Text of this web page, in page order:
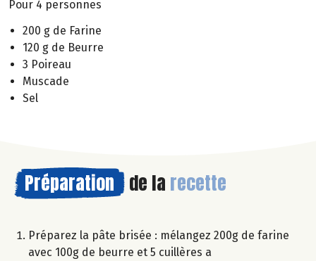
Pour 4 personnes
200 g de Farine
120 g de Beurre
3 Poireau
Muscade
Sel
Préparation de la recette
Préparez la pâte brisée : mélangez 200g de farine
avec 100g de beurre et 5 cuillères a